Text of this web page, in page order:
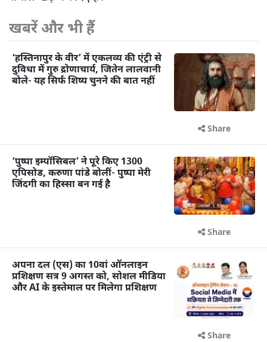
खबरें और भी हैं
‘हस्तिनापुर के वीर’ में एकलव्य की एंट्री से
दुविधा में गुरु द्रोणाचार्य, जितेन लालवानी
बोले- यह सिर्फ शिष्य चुनने की बात नहीं
Share
‘पुष्पा इम्पॉसिबल’ ने पूरे किए 1300
एपिसोड, करुणा पांडे बोलीं- पुष्पा मेरी
जिंदगी का हिस्सा बन गई है
Share
अपना दल (एस) का 10वां ऑनलाइन
प्रशिक्षण सत्र 9 अगस्त को, सोशल मीडिया
और AI के इस्तेमाल पर मिलेगा प्रशिक्षण
Share